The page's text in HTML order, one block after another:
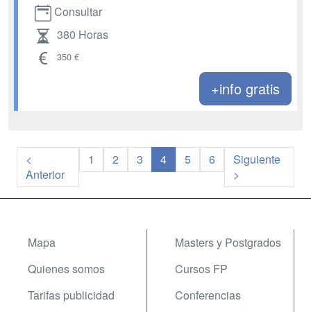
Consultar
380 Horas
350 €
+info gratis
<
Anterior
1 2 3 4 5 6
Siguiente
>
Mapa
Quienes somos
Tarifas publicidad
Masters y Postgrados
Cursos FP
Conferencias